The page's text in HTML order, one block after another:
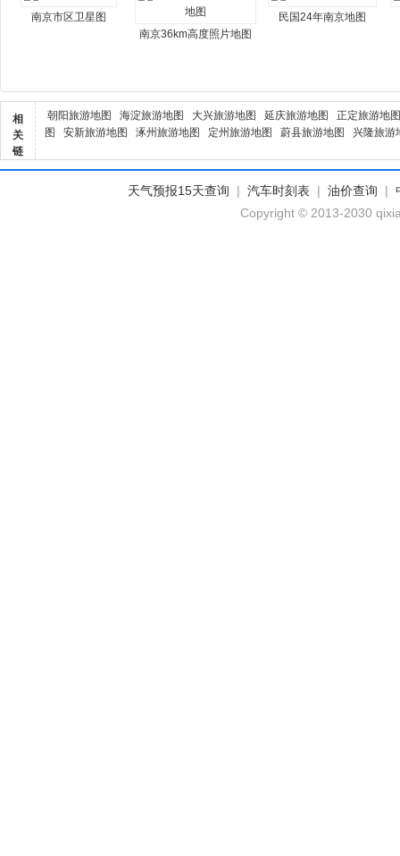
南京市区卫星图
南京36km高度照片地图
民国24年南京地图
相
关
链
朝阳旅游地图 海淀旅游地图 大兴旅游地图 延庆旅游地图
正定旅游地图
图
安新旅游地图 涿州旅游地图 定州旅游地图 蔚县旅游地图 兴隆旅游
天气预报15天查询 | 汽车时刻表 | 油价查询 |
Copyright © 2013-2030